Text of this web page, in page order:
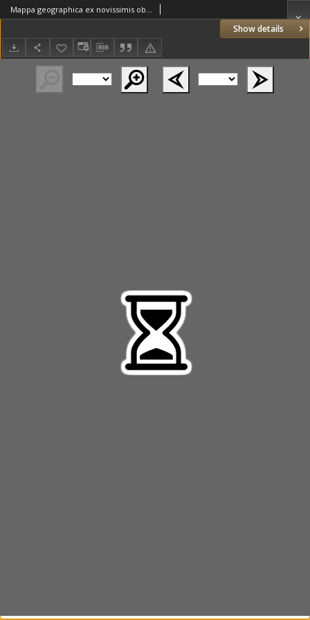
Show details
Mappa geographica ex novissimis observationibus repraesentans Regnum Poloniae et Magnum Ducatum Lithuaniae. Cura et sumpt. Tobiae Conradi Lotter.